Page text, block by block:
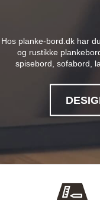
Hos planke-bord.dk har
og rustikke
spisebord, sofabord,